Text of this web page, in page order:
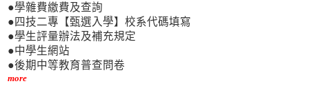
●學雜費繳費及查詢
●四技二專【甄選入學】校系代碼填寫
●學生評量辦法及補充規定
●中學生網站
●後期中等教育普查問卷
more